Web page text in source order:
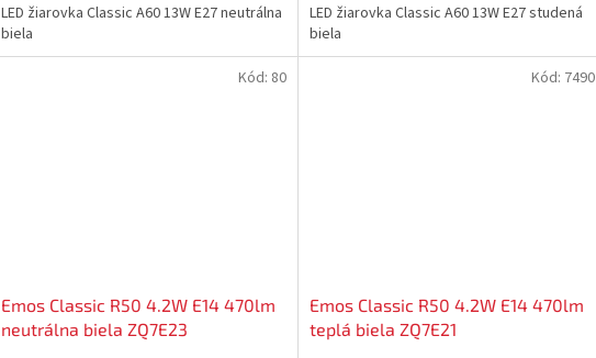
LED žiarovka Classic A60 13W E27 neutrálna
biela
LED žiarovka Classic A60 13W E27 studená
biela
Emos Classic R50 4.2W E14 470lm
neutrálna biela ZQ7E23
Kód: 80
Emos Classic R50 4.2W E14 470lm
teplá biela ZQ7E21
Kód: 7490